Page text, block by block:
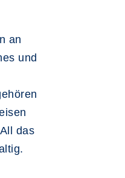
an
und
das